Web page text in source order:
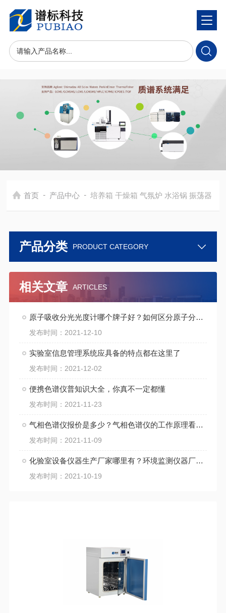
首页 - 产品中心 - 培养箱 干燥箱 气氛炉 水浴锅 振荡器
产品分类 PRODUCT CATEGORY
相关文章 ARTICLES
原子吸收分光光度计哪个牌子好？如何区分原子分光光度计与紫外分光光度？
发布时间：2021-12-10
实验室信息管理系统应具备的特点都在这里了
发布时间：2021-12-02
便携色谱仪普知识大全，你真不一定都懂
发布时间：2021-11-23
气相色谱仪报价是多少？气相色谱仪的工作原理看这里
发布时间：2021-11-09
化验室设备仪器生产厂家哪里有？环境监测仪器厂家看这里
发布时间：2021-10-19